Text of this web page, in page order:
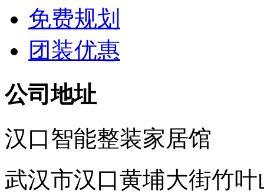
免费规划
团装优惠
公司地址
汉口智能整装家居馆
武汉市汉口黄埔大街竹